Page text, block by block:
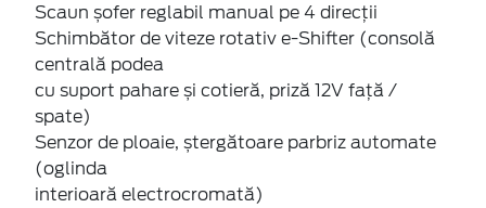
Scaun șofer reglabil manual pe 4 direcții
Schimbător de viteze rotativ e-Shifter (consolă
centrală podea
cu suport pahare și cotieră, priză 12V față /
spate)
Senzor de ploaie, ștergătoare parbriz automate
(oglinda
interioară electrocromată)